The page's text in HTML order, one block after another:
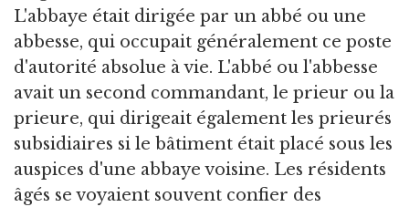
L'abbaye était dirigée par un abbé ou une
abbesse, qui occupait généralement ce poste
d'autorité absolue à vie. L'abbé ou l'abbesse
avait un second commandant, le prieur ou la
prieure, qui dirigeait également les prieurés
subsidiaires si le bâtiment était placé sous les
auspices d'une abbaye voisine. Les résidents
âgés se voyaient souvent confier des